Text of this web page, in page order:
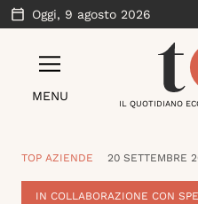
Oggi, 9 agosto 2026
MENU
IL QUOTIDIANO
TOP AZIENDE 20 SETTEMBRE
IN COLLABORAZIONE CON